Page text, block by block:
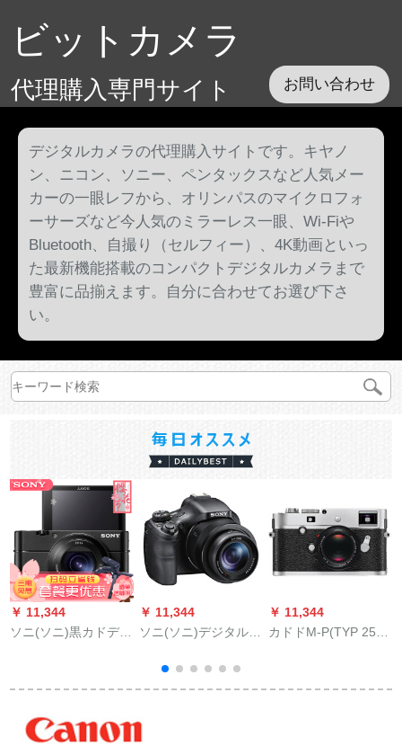
ビットカメラ
代理購入専門サイト お問い合わせ
デジタルカメラの代理購入サイトです。キヤノ
ン、ニコン、ソニー、ペンタックスなど人気メー
カーの一眼レフから、オリンパスのマイクロフォ
ーサーズなど今人気のミラーレス一眼、Wi-Fiや
Bluetooth、自撮り（セルフィー）、4K動画といっ
た最新機能搭載のコンパクトデジタルカメラまで
豊富に品揃えます。自分に合わせてお選び下さ
い。
￥ 11,344
ソニ(ソニ)黒カドデデ
100 M V(R 100 M 5)
￥ 11,344
ソニ(ソニ)デジタルメ
(50倍光学ズム)公式
によると
￥ 11,344
カドドM-P(TYP 250)
+35/1.4ブラク